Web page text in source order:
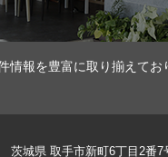
報を豊富に取り揃えて
茨城県 取手市新町6丁目2番7